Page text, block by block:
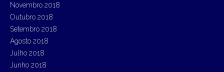
Novembro 2018
Outubro 2018
Setembro 2018
Agosto 2018
Julho 2018
Junho 2018